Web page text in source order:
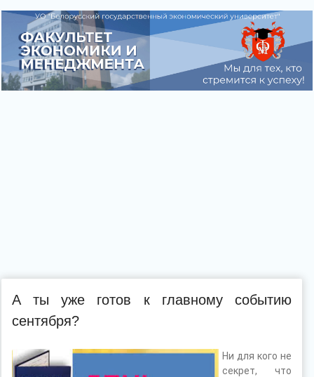
А ты уже готов к главному событию
сентября?
Ни для кого не
секрет, что